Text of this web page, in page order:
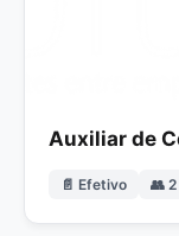
Auxiliar de
📄 Efetivo 👥